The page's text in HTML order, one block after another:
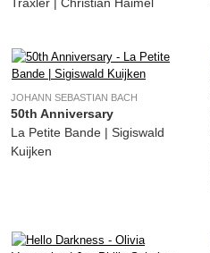
Traxler | Christian Haimel
JOHANN SEBASTIAN BACH
50th Anniversary
La Petite Bande | Sigiswald
Kuijken